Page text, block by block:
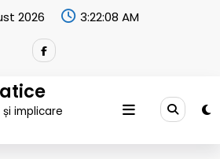
2026 3:22:09 AM
implicare